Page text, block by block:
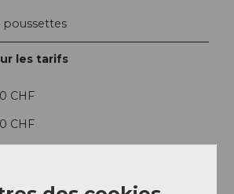
poussettes
les tarifs
CHF
CHF